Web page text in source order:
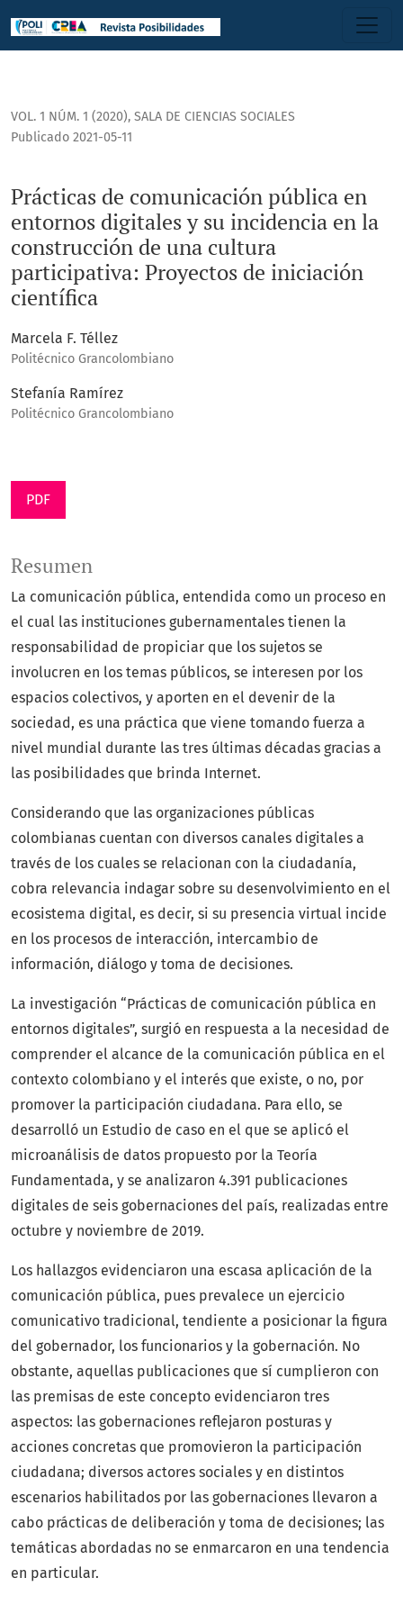
VOL. 1 NÚM. 1 (2020), SALA DE CIENCIAS SOCIALES
Prácticas de comunicación pública en
entornos digitales y su incidencia en la
construcción de una cultura
participativa: Proyectos de iniciación
científica
Publicado 2021-05-11
Marcela F. Téllez
Politécnico Grancolombiano
Stefanía Ramírez
Politécnico Grancolombiano
PDF
Resumen
La comunicación pública, entendida como un proceso en
el cual las instituciones gubernamentales tienen la
responsabilidad de propiciar que los sujetos se
involucren en los temas públicos, se interesen por los
espacios colectivos, y aporten en el devenir de la
sociedad, es una práctica que viene tomando fuerza a
nivel mundial durante las tres últimas décadas gracias a
las posibilidades que brinda Internet.
Considerando que las organizaciones públicas
colombianas cuentan con diversos canales digitales a
través de los cuales se relacionan con la ciudadanía,
cobra relevancia indagar sobre su desenvolvimiento en el
ecosistema digital, es decir, si su presencia virtual incide
en los procesos de interacción, intercambio de
información, diálogo y toma de decisiones.
La investigación “Prácticas de comunicación pública en
entornos digitales”, surgió en respuesta a la necesidad de
comprender el alcance de la comunicación pública en el
contexto colombiano y el interés que existe, o no, por
promover la participación ciudadana. Para ello, se
desarrolló un Estudio de caso en el que se aplicó el
microanálisis de datos propuesto por la Teoría
Fundamentada, y se analizaron 4.391 publicaciones
digitales de seis gobernaciones del país, realizadas entre
octubre y noviembre de 2019.
Los hallazgos evidenciaron una escasa aplicación de la
comunicación pública, pues prevalece un ejercicio
comunicativo tradicional, tendiente a posicionar la figura
del gobernador, los funcionarios y la gobernación. No
obstante, aquellas publicaciones que sí cumplieron con
las premisas de este concepto evidenciaron tres
aspectos: las gobernaciones reflejaron posturas y
acciones concretas que promovieron la participación
ciudadana; diversos actores sociales y en distintos
escenarios habilitados por las gobernaciones llevaron a
cabo prácticas de deliberación y toma de decisiones; las
temáticas abordadas no se enmarcaron en una tendencia
en particular.